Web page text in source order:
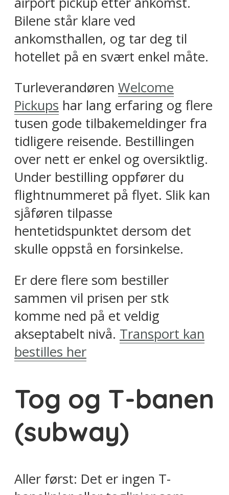
Bilene står klare ved
ankomsthallen, og tar deg til
hotellet på en svært enkel måte.
Turleverandøren Welcome
Pickups har lang erfaring og flere
tusen gode tilbakemeldinger fra
tidligere reisende. Bestillingen
over nett er enkel og oversiktlig.
Under bestilling oppfører du
flightnummeret på flyet. Slik kan
sjåføren tilpasse
hentetidspunktet dersom det
skulle oppstå en forsinkelse.
Er dere flere som bestiller
sammen vil prisen per stk
komme ned på et veldig
akseptabelt nivå. Transport kan
bestilles her
Tog og T-banen
(subway)
Aller først: Det er ingen T-